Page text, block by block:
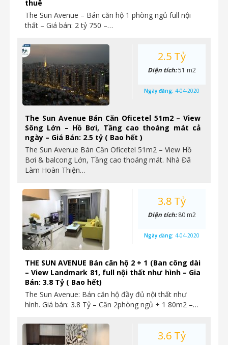
thuê
The Sun Avenue – Bán căn hộ 1 phòng ngủ full nội
thất – Giá bán: 2 tỷ 750 –…
The Sun Avenue Bán Căn Oficetel 51m2 – View
Sông Lớn – Hồ Bơi, Tầng cao thoáng mát cả
ngày – Giá Bán: 2.5 tỷ ( Bao hết )
The Sun Avenue Bán Căn Oficetel 51m2 – View Hồ
Bơi & balcong Lớn, Tầng cao thoáng mát. Nhà Đã
Làm Hoàn Thiện…
2.5 Tỷ
Diện tích:51 m2
Ngày đăng: 4-04-2020
THE SUN AVENUE Bán căn hộ 2 + 1 (Ban công dài
– View Landmark 81, full nội thất như hình – Gia
Bán: 3.8 Tỷ ( Bao hết)
The Sun Avenue: Bán căn hộ đầy đủ nội thất như
hình. Giá bán: 3.8 Tỷ – Căn 2phòng ngủ + 1 80m2 –…
3.8 Tỷ
Diện tích:80 m2
Ngày đăng: 4-04-2020
3.6 Tỷ